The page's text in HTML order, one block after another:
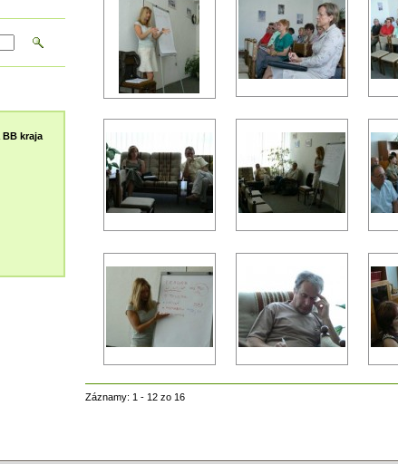
Záznamy: 1 - 12 zo 16
kraja